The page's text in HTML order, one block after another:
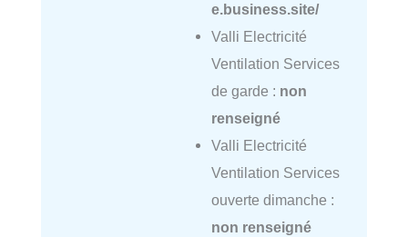
e.business.site/
Valli Electricité
Ventilation Services
de garde : non
renseigné
Valli Electricité
Ventilation Services
ouverte dimanche :
non renseigné